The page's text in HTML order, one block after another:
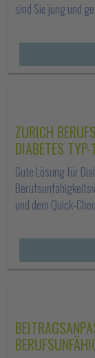
sind Sie jung und
ZURICH
DIABETES TYP-1
Gute Lösung für
und dem Quick-